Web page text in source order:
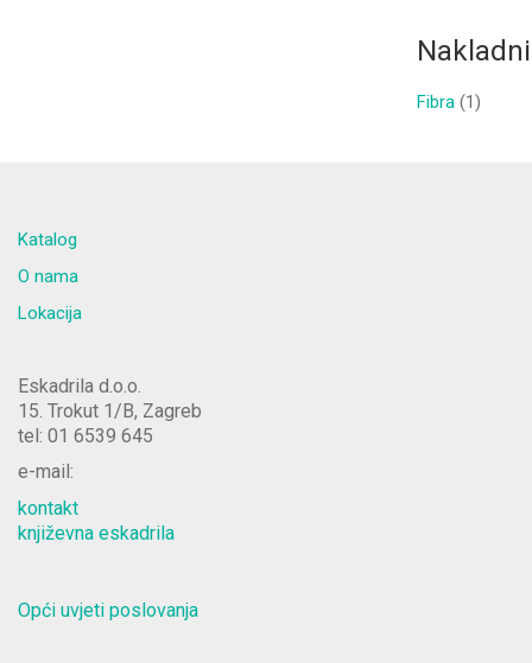
Fibra (1)
Katalog
O nama
Lokacija
Eskadrila d.o.o.
15. Trokut 1/B, Zagreb
tel: 01 6539 645
e-mail:
kontakt
književna eskadrila
Opći uvjeti poslovanja